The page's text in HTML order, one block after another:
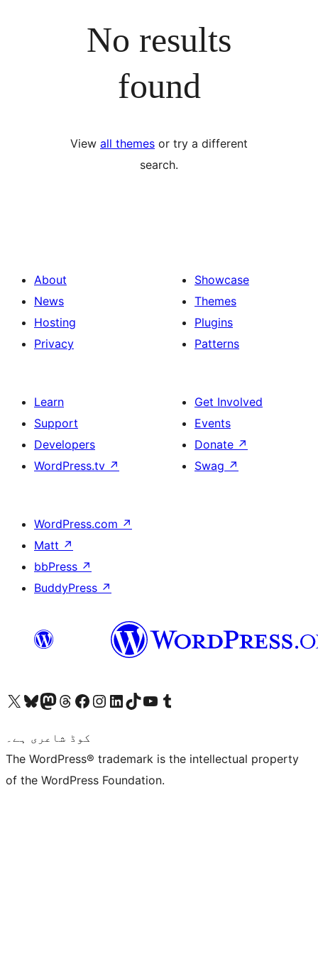
No results
found
View all themes or try a different
search.
About
News
Hosting
Privacy
Showcase
Themes
Plugins
Patterns
Learn
Support
Developers
WordPress.tv ↗
Get Involved
Events
Donate ↗
Swag ↗
WordPress.com ↗
Matt ↗
bbPress ↗
BuddyPress ↗
Visit our X (formerly Twitter) account
ہمارے بلیواسکائی اکاؤنٹ پر جائیں
Visit our Mastodon account
ہمارے ٹھریڈز اکاؤنٹ پر جائیں
Visit our Facebook page
Visit our Instagram account
Visit our LinkedIn account
ہمارے ٹک ٹاک اکاؤنٹ پر جائیں
Visit our YouTube channel
ہمارے ٹمبلر اکاؤنٹ پر جائیں
کوڈ شاعری ہے۔
The WordPress® trademark is the intellectual property
of the WordPress Foundation.